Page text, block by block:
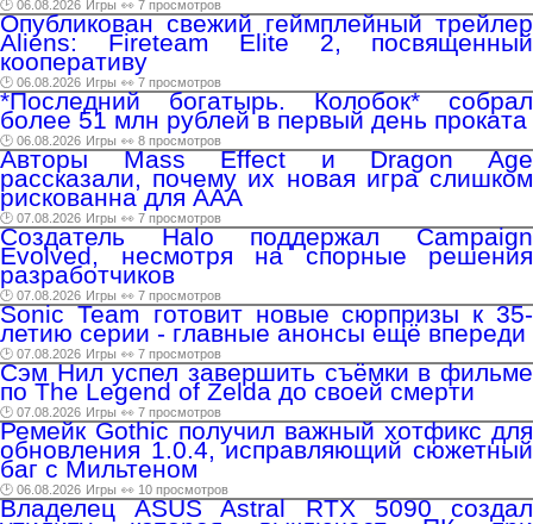
🕑 06.08.2026 Игры 👀 7 просмотров
Опубликован свежий геймплейный трейлер
Aliens: Fireteam Elite 2, посвященный
кооперативу
🕑 06.08.2026 Игры 👀 7 просмотров
*Последний богатырь. Колобок* собрал
более 51 млн рублей в первый день проката
🕑 06.08.2026 Игры 👀 8 просмотров
Авторы Mass Effect и Dragon Age
рассказали, почему их новая игра слишком
рискованна для AAA
🕑 07.08.2026 Игры 👀 7 просмотров
Создатель Halo поддержал Campaign
Evolved, несмотря на спорные решения
разработчиков
🕑 07.08.2026 Игры 👀 7 просмотров
Sonic Team готовит новые сюрпризы к 35-
летию серии - главные анонсы ещё впереди
🕑 07.08.2026 Игры 👀 7 просмотров
Сэм Нил успел завершить съёмки в фильме
по The Legend of Zelda до своей смерти
🕑 07.08.2026 Игры 👀 7 просмотров
Ремейк Gothic получил важный хотфикс для
обновления 1.0.4, исправляющий сюжетный
баг с Мильтеном
🕑 06.08.2026 Игры 👀 10 просмотров
Владелец ASUS Astral RTX 5090 создал